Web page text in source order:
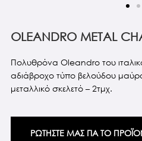
OLEANDRO METAL
Πολυθρόνα Oleandro του
αδιάβροχο τύπο βελούδου
μεταλλικό σκελετό – 2τμχ.
ΡΩΤΗΣΤΕ ΜΑΣ ΓΙΑ ΤΟ